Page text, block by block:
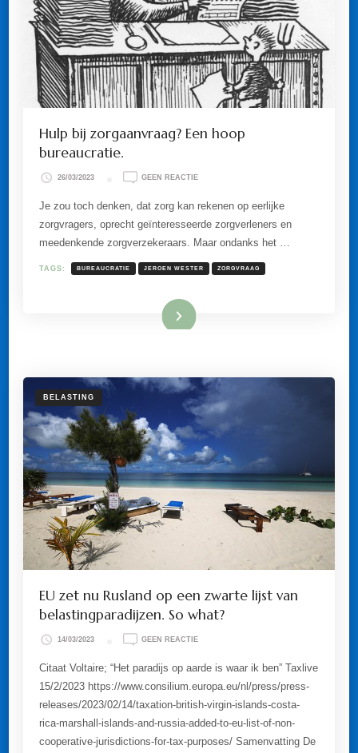
Hulp bij zorgaanvraag? Een hoop
bureaucratie.
26/03/2023 GEEN REACTIEOP
BIJ
ZORGAANVRAAG?
EEN
BUREAUCRATIE.
Je zou toch denken, dat zorg kan rekenen op eerlijke
zorgvragers, oprecht geïnteresseerde zorgverleners en
meedenkende zorgverzekeraars. Maar ondanks het …
TAGS: BUREAUCRATIE JEROEN WESTER ZORGVRAAG
Lees meer
BELASTING
EU zet nu Rusland op een zwarte lijst van
belastingparadijzen. So what?
14/03/2023 GEEN REACTIEOP
ZET
RUSLAND
EEN
ZWARTE
VAN
Citaat Voltaire; “Het paradijs op aarde is waar ik ben” Taxlive
15/2/2023 https://www.consilium.europa.eu/nl/press/press-
releases/2023/02/14/taxation-british-virgin-islands-costa-
rica-marshall-islands-and-russia-added-to-eu-list-of-non-
cooperative-jurisdictions-for-tax-purposes/ Samenvatting De